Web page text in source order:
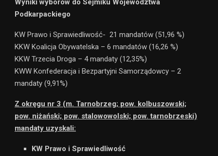
Wyniki wyborów do Sejmiku Województwa
Podkarpackiego
KW Prawo i Sprawiedliwość- 21 mandatów (51,96 %)
KKW Koalicja Obywatelska – 6 mandatów (16,26 %)
KKW Trzecia Droga – 4 mandaty (12,35%)
KWW Konfederacja i Bezpartyjni Samorządowcy – 2
mandaty (9,91%)
Z okręgu nr 3 (m. Tarnobrzeg; pow. kolbuszowski;
pow. niżański; pow. stalowowolski; pow. tarnobrzeski)
mandaty uzyskali:
KW Prawo i Sprawiedliwość